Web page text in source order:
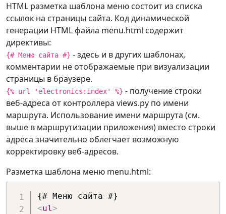
HTML разметка шаблона меню состоит из списка
ссылок на страницы сайта. Код динамической
генерации HTML файла menu.html содержит
директивы:
{# Меню сайта #} - здесь и в других шаблонах,
комментарии не отображаемые при визуализации
страницы в браузере.
{% url 'electronics:index' %} - получение строки
веб-адреса от контроллера views.py по имени
маршрута. Использование имени маршрута (см.
выше в маршрутизации приложения) вместо строки
адреса значительно облегчает возможную
корректировку веб-адресов.
Разметка шаблона меню menu.html:
<ul>